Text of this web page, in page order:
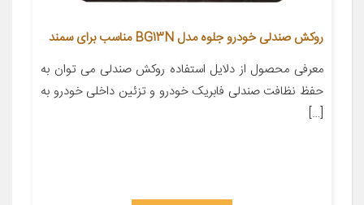
روکش صندلی خودرو جلوه مدل BG13N مناسب برای سمند
معرفی محصول از دلایل استفاده روکش صندلی می توان به
حفظ نظافت صندلی فابریک خودرو و تزئین داخلی خودرو به
[…]